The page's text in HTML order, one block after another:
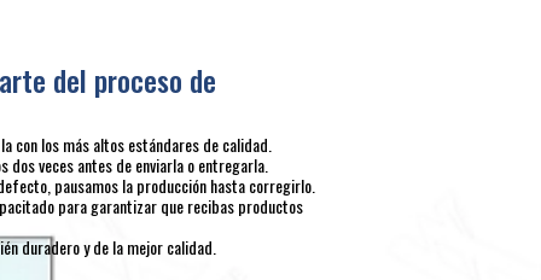
del proceso de
con los más altos estándares de calidad.
dos veces antes de enviarla o entregarla.
pausamos la producción hasta corregirlo.
para garantizar que recibas productos
duradero y de la mejor calidad.